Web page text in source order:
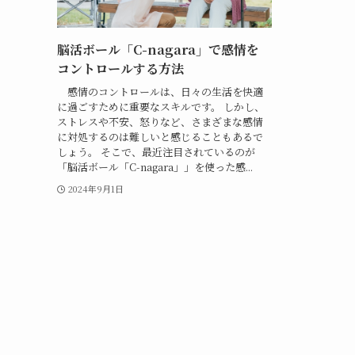
脳活ボール「C-nagara」で感情を
コントロールする方法
感情のコントロールは、日々の生活を快適
に過ごすために重要なスキルです。 しかし、
ストレスや不安、怒りなど、さまざまな感情
に対処するのは難しいと感じることもあるで
しょう。 そこで、最近注目されているのが
「脳活ボール「C-nagara」」を使った感...
2024年9月1日